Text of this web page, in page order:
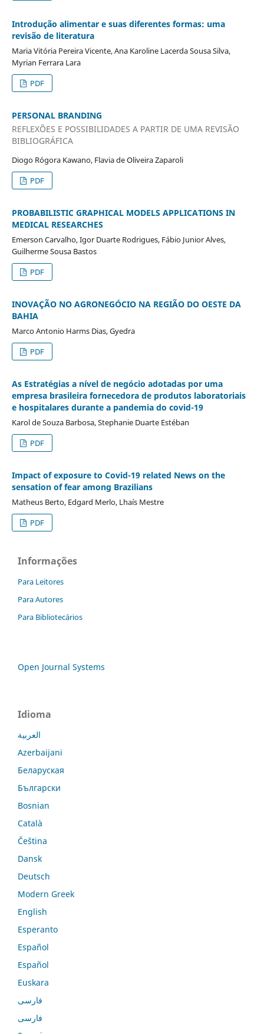
Introdução alimentar e suas diferentes formas: uma
revisão de literatura
Maria Vitória Pereira Vicente, Ana Karoline Lacerda Sousa Silva,
Myrian Ferrara Lara
PDF
PERSONAL BRANDING
REFLEXÕES E POSSIBILIDADES A PARTIR DE UMA REVISÃO
BIBLIOGRÁFICA
Diogo Rógora Kawano, Flavia de Oliveira Zaparoli
PDF
PROBABILISTIC GRAPHICAL MODELS APPLICATIONS IN
MEDICAL RESEARCHES
Emerson Carvalho, Igor Duarte Rodrigues, Fábio Junior Alves,
Guilherme Sousa Bastos
PDF
INOVAÇÃO NO AGRONEGÓCIO NA REGIÃO DO OESTE DA
BAHIA
Marco Antonio Harms Dias, Gyedra
PDF
As Estratégias a nível de negócio adotadas por uma
empresa brasileira fornecedora de produtos laboratoriais
e hospitalares durante a pandemia do covid-19
Karol de Souza Barbosa, Stephanie Duarte Estéban
PDF
Impact of exposure to Covid-19 related News on the
sensation of fear among Brazilians
Matheus Berto, Edgard Merlo, Lhaís Mestre
PDF
Informações
Para Leitores
Para Autores
Para Bibliotecários
Open Journal Systems
Idioma
العربية
Azerbaijani
Беларуская
Български
Bosnian
Català
Čeština
Dansk
Deutsch
Modern Greek
English
Esperanto
Español
Español
Euskara
فارسی
فارسی